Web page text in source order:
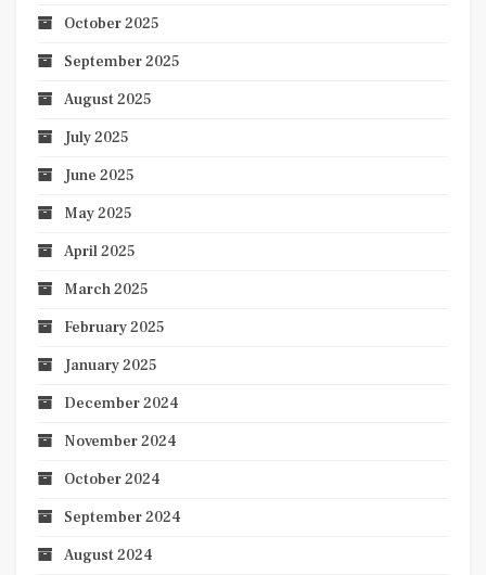
October 2025
September 2025
August 2025
July 2025
June 2025
May 2025
April 2025
March 2025
February 2025
January 2025
December 2024
November 2024
October 2024
September 2024
August 2024